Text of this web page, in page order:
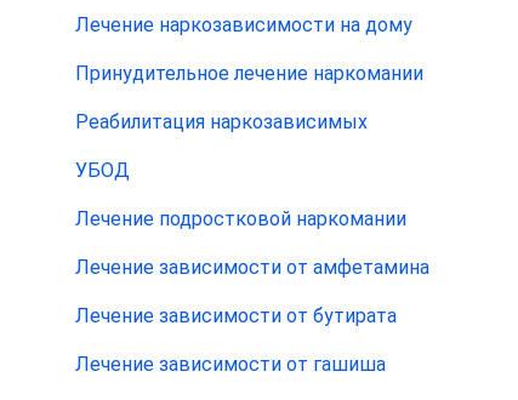
Лечение наркозависимости на дому
Принудительное лечение наркомании
Реабилитация наркозависимых
УБОД
Лечение подростковой наркомании
Лечение зависимости от амфетамина
Лечение зависимости от бутирата
Лечение зависимости от гашиша